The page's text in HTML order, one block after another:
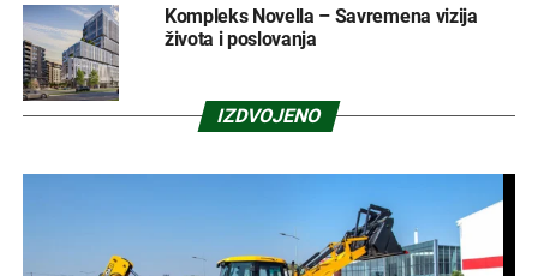
Kompleks Novella – Savremena vizija
života i poslovanja
IZDVOJENO